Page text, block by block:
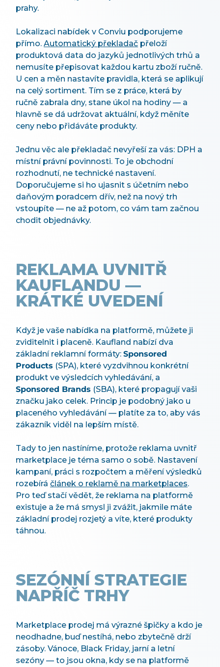
prahy.
Lokalizaci nabídek v Conviu podporujeme
přímo. Automatický překladač přeloží
produktová data do jazyků jednotlivých trhů a
nemusíte přepisovat každou kartu zboží ručně.
U cen a měn nastavíte pravidla, která se aplikují
na celý sortiment. Tím se z práce, která by
ručně zabrala dny, stane úkol na hodiny — a
hlavně se dá udržovat aktuální, když měníte
ceny nebo přidáváte produkty.
Jednu věc ale překladač nevyřeší za vás: DPH a
místní právní povinnosti. To je obchodní
rozhodnutí, ne technické nastavení.
Doporučujeme si ho ujasnit s účetním nebo
daňovým poradcem dřív, než na nový trh
vstoupíte — ne až potom, co vám tam začnou
chodit objednávky.
REKLAMA UVNITŘ
KAUFLANDU —
KRÁTKÉ UVEDENÍ
Když je vaše nabídka na platformě, můžete ji
zviditelnit i placeně. Kaufland nabízí dva
základní reklamní formáty: Sponsored
Products (SPA), které vyzdvihnou konkrétní
produkt ve výsledcích vyhledávání, a
Sponsored Brands (SBA), které propagují vaši
značku jako celek. Princip je podobný jako u
placeného vyhledávání — platíte za to, aby vás
zákazník viděl na lepším místě.
Tady to jen nastíníme, protože reklama uvnitř
marketplace je téma samo o sobě. Nastavení
kampaní, práci s rozpočtem a měření výsledků
rozebírá článek o reklamě na marketplaces.
Pro teď stačí vědět, že reklama na platformě
existuje a že má smysl ji zvážit, jakmile máte
základní prodej rozjetý a víte, které produkty
táhnou.
SEZÓNNÍ STRATEGIE
NAPŘÍČ TRHY
Marketplace prodej má výrazné špičky a kdo je
neodhadne, buď nestíhá, nebo zbytečně drží
zásoby. Vánoce, Black Friday, jarní a letní
sezóny — to jsou okna, kdy se na platformě